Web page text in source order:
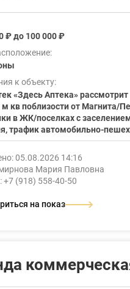
₽ до 100 000 ₽
к объекту:
«Здесь Аптека»
м кв поблизости от Магнита/
в ЖК/поселках с
трафик автомобильно-
05.08.2026 14:16
Мария Павловна
+7 (918) 558-40-50
на показ